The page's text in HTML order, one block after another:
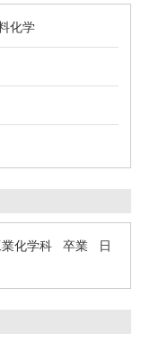
化学
化学科 卒業 日